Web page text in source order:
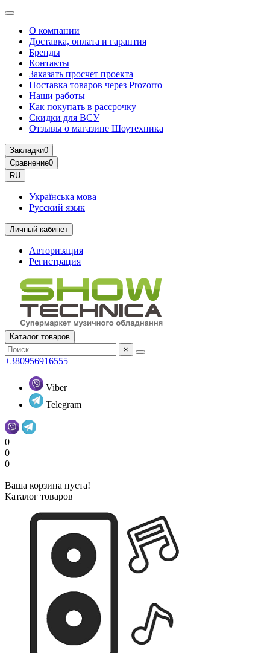
О компании
Доставка, оплата и гарантия
Бренды
Контакты
Заказать просчет проекта
Поставка товаров через Prozorro
Наши работы
Как покупать в рассрочку
Скидки для ВСУ
Отзывы о магазине Шоутехника
Закладки0
Сравнение0
RU
Українська мова
Русский язык
Личный кабинет
Авторизация
Регистрация
Каталог товаров
×
+380956916555
Viber
Telegram
0
0
0
Ваша корзина пуста!
Каталог товаров